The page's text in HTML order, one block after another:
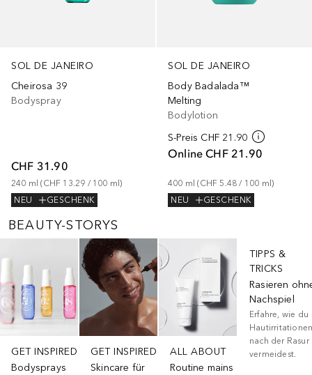
SOL DE JANEIRO
Cheirosa 39
Bodyspray
CHF 31.90
240 ml (CHF 13.29 / 100 ml)
NEU
GESCHENK
SOL DE JANEIRO
Body Badalada™
Melting
Bodylotion
S-Preis CHF 21.90
Online CHF 21.90
400 ml (CHF 5.48 / 100 ml)
NEU
GESCHENK
BEAUTY-STORYS
Überspringen
GET INSPIRED
Bodysprays
GET INSPIRED
Skincare für
ALL ABOUT
Routine mains
TIPPS &
TRICKS
Rasieren
Nachspiel
Erfahre, wie du
nach der Rasur
vermeidest.